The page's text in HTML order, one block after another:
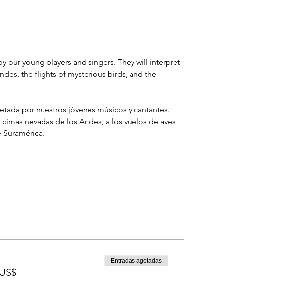
our young players and singers. They will interpret
the flights of mysterious birds, and the
por nuestros jóvenes músicos y cantantes.
nevadas de los Andes, a los vuelos de aves
Entradas agotadas